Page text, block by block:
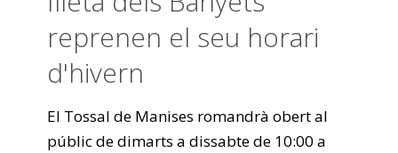
reprenen el seu horari
d'hivern
El Tossal de Manises romandrà obert al
públic de dimarts a dissabte de 10:00 a